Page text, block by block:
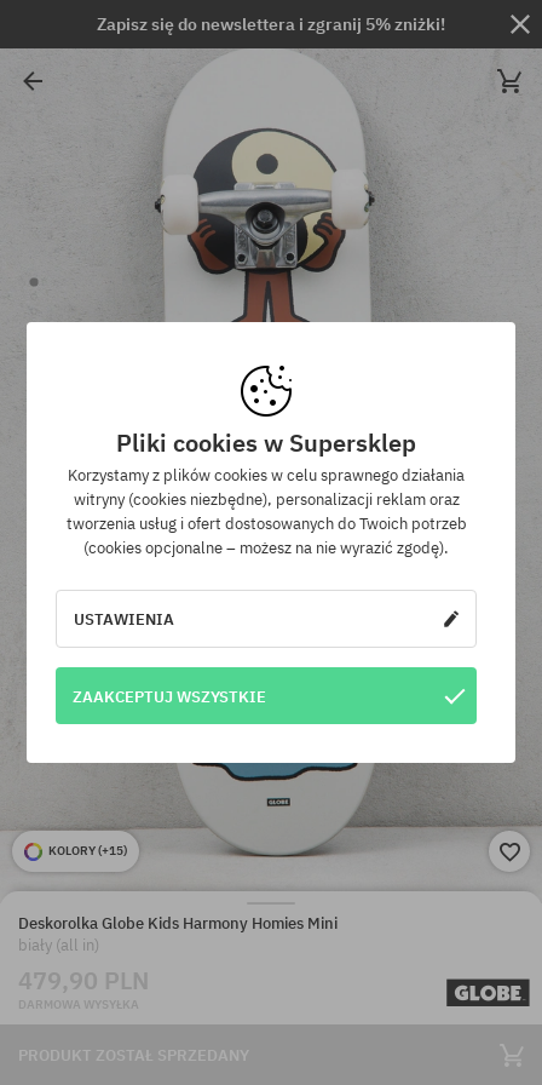
Zapisz się do newslettera i zgranij 5% zniżki!
KOLORY (+15)
Deskorolka Globe Kids Harmony Homies Mini
biały (all in)
479,90 PLN
DARMOWA WYSYŁKA
PRODUKT ZOSTAŁ SPRZEDANY
Pliki cookies w Supersklep
Korzystamy z plików cookies w celu sprawnego działania
witryny (cookies niezbędne), personalizacji reklam oraz
tworzenia usług i ofert dostosowanych do Twoich potrzeb
(cookies opcjonalne – możesz na nie wyrazić zgodę).
USTAWIENIA
ZAAKCEPTUJ WSZYSTKIE